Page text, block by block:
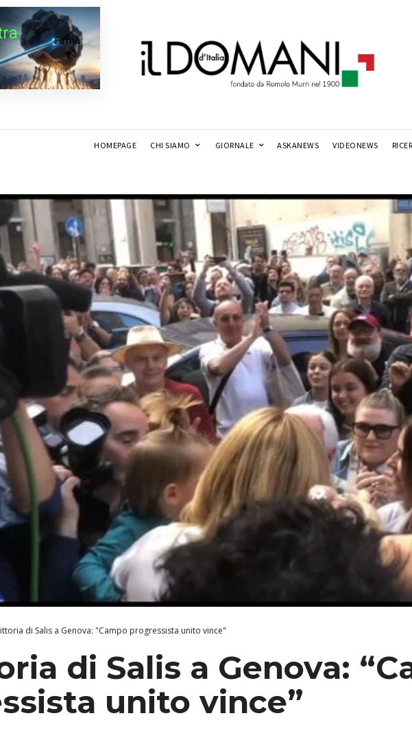
Firma
HOMEPAGE CHI SIAMO GIORNALE ASKANEWS VIDEONEWS
di Salis a Genova: "Campo progressista unito vince"
di Salis a Genova:
unito vince”